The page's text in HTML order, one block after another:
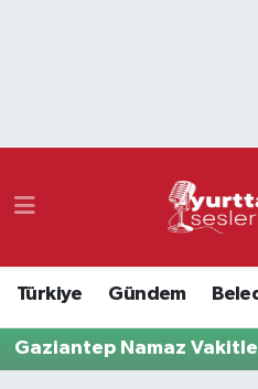
Türkiye Gündem
Gaziantep Namaz
Namaz Vakitleri
Süper Lig Puan